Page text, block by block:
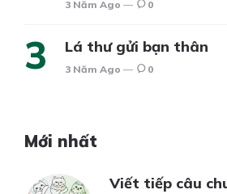
3 Năm Ago 0
Lá thư gửi bạn thân
3 Năm Ago 0
Mới nhất
Viết tiếp câu